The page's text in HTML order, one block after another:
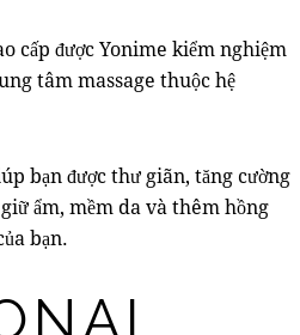
cấp được Yonime kiểm nghiệm
tâm massage thuộc hệ
bạn được thư giãn, tăng cường
ẩm, mềm da và thêm hồng
bạn.